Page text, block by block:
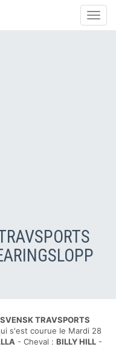
SVENSK TRAVSPORTS
s'est courue le Mardi 28
- Cheval : BILLY HILL -